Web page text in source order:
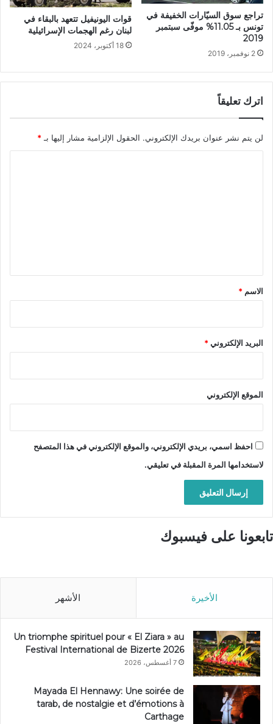
تراجع سوق السيّارات الخفيفة في
تونس بـ 11.05% موفّى سبتمبر
2019
2 نوفمبر، 2019
قوات اليونيفيل تتعهد بالبقاء في
لبنان رغم الهجمات الإسرائيلية
18 أكتوبر، 2024
اترك تعليقاً
لن يتم نشر عنوان بريدك الإلكتروني. الحقول الإلزامية مشار إليها بـ *
*
الاسم *
البريد الإلكتروني*
الموقع الإلكتروني
احفظ اسمي، بريدي الإلكتروني، والموقع الإلكتروني في هذا المتصفح
لاستخدامها المرة المقبلة في تعليقي.
تابعونا على فيسبوك
الأخيرة الأشهر
Un triomphe spirituel pour « El Ziara » au
Festival International de Bizerte 2026
7 أغسطس، 2026
Mayada El Hennawy: Une soirée de
tarab, de nostalgie et d’émotions à
Carthage